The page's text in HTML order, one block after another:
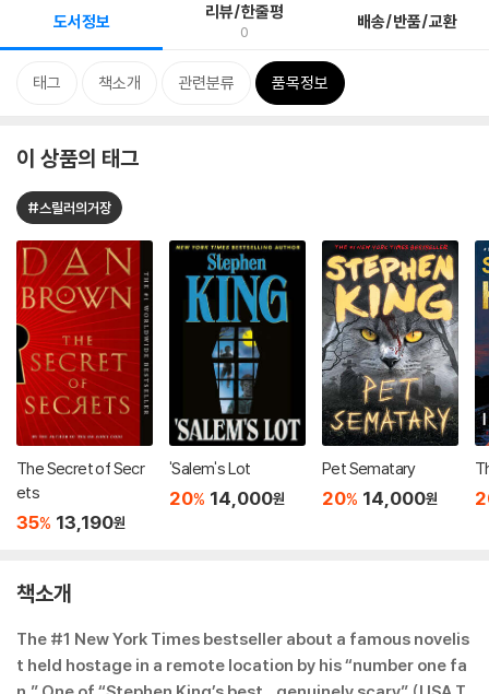
도서정보 리뷰/한줄평
0 배송/반품/교환
태그 책소개 관련분류 품목정보
이 상품의 태그
#스릴러의거장
The Secret of Secr
ets
35% 13,190원
'Salem's Lot
20% 14,000원
Pet Sematary
20% 14,000원
책소개
The #1 New York Times bestseller about a famous novelis
t held hostage in a remote location by his “number one fa